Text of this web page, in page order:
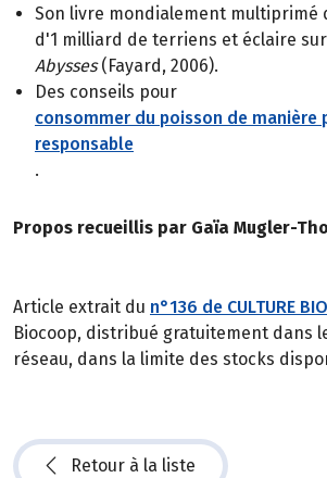
Son livre mondialement multiprimé
d'1 milliard de terriens et éclaire
Abysses(Fayard, 2006).
Des conseils pour
consommer du poisson de manière
responsable
.
Propos recueillis par Gaïa Mugler-
Article extrait du n°136 de CULTURE BIO
Biocoop, distribué gratuitement dans
réseau, dans la limite des stocks
Retour à la liste